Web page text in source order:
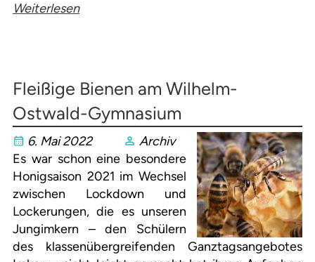
Weiterlesen
Fleißige Bienen am Wilhelm-
Ostwald-Gymnasium
6. Mai 2022
Archiv
Es war schon eine besondere
Honigsaison 2021 im Wechsel
zwischen Lockdown und
Lockerungen, die es unseren
Jungimkern – den Schülern
des klassenübergreifenden Ganztagsangebotes